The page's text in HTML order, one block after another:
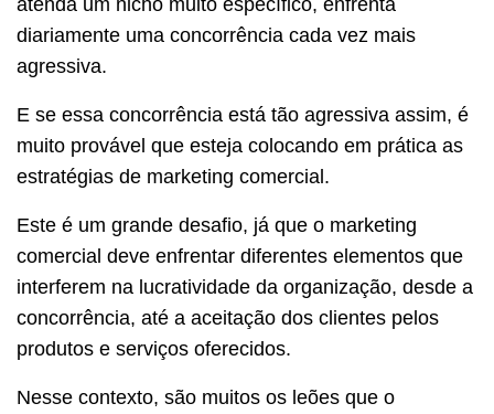
atenda um nicho muito específico, enfrenta
diariamente uma concorrência cada vez mais
agressiva.
E se essa concorrência está tão agressiva assim, é
muito provável que esteja colocando em prática as
estratégias de marketing comercial.
Este é um grande desafio, já que o marketing
comercial deve enfrentar diferentes elementos que
interferem na lucratividade da organização, desde a
concorrência, até a aceitação dos clientes pelos
produtos e serviços oferecidos.
Nesse contexto, são muitos os leões que o